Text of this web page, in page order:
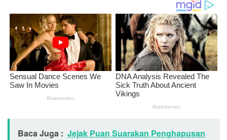
Baca Juga : Jejak Puan Suarakan Penghapusan